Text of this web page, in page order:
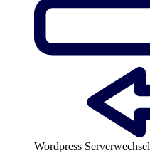
Wordpress Serverwechsel